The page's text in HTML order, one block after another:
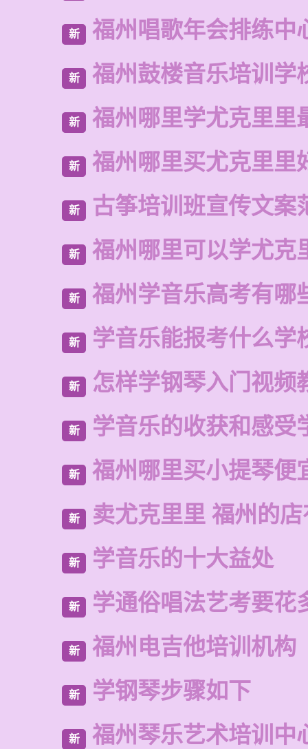
新 福州唱歌年会排练中
新 福州鼓楼音乐培训学
新 福州哪里学尤克里里
新 福州哪里买尤克里里
新 古筝培训班宣传文案
新 福州哪里可以学尤克
新 福州学音乐高考有哪
新 学音乐能报考什么学
新 怎样学钢琴入门视频
新 学音乐的收获和感受
新 福州哪里买小提琴便
新 卖尤克里里 福州的
新 学音乐的十大益处
新 学通俗唱法艺考要花
新 福州电吉他培训机构
新 学钢琴步骤如下
新 福州琴乐艺术培训中